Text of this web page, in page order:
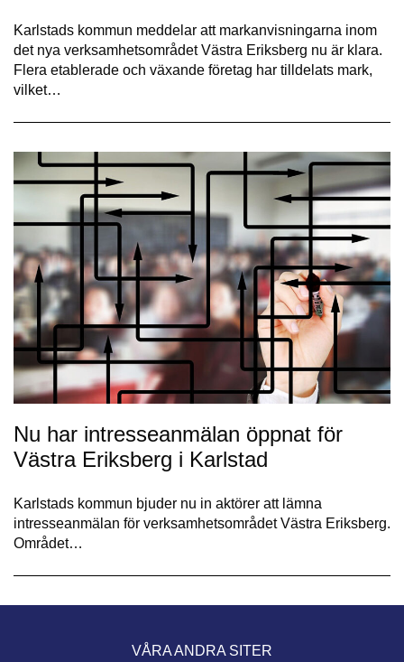
Karlstads kommun meddelar att markanvisningarna inom
det nya verksamhetsområdet Västra Eriksberg nu är klara.
Flera etablerade och växande företag har tilldelats mark,
vilket…
Nu har intresseanmälan öppnat för
Västra Eriksberg i Karlstad
Karlstads kommun bjuder nu in aktörer att lämna
intresseanmälan för verksamhetsområdet Västra Eriksberg.
Området…
VÅRA ANDRA SITER